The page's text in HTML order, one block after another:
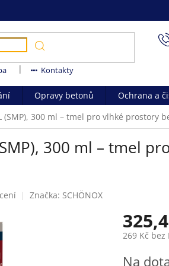
Kontakty
Opravy betonů Ochrana a
(SMP), 300 ml – tmel pro vlhké prostory
(SMP), 300 ml – tmel
Značka: SCHÖNOX
269 Kč bez
cena:
Na